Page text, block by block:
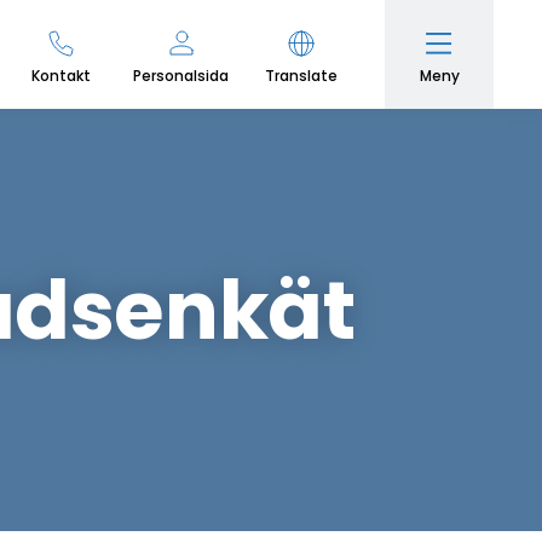
Kontakt Personalsida Translate Meny